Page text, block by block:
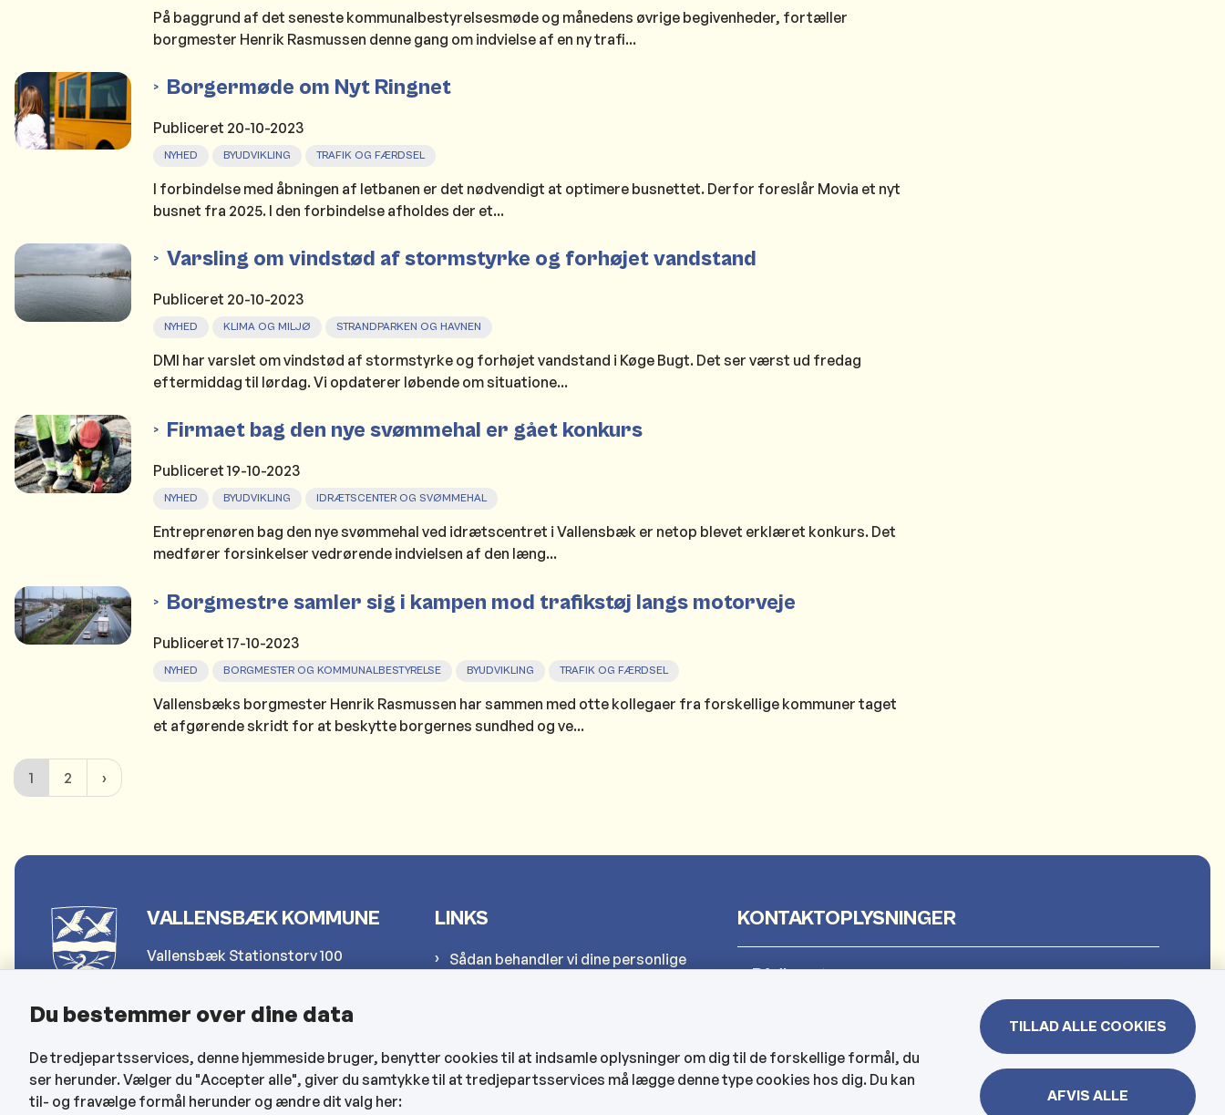
På baggrund af det seneste kommunalbestyrelsesmøde og månedens øvrige begivenheder, fortæller
borgmester Henrik Rasmussen denne gang om indvielse af en ny trafi...
Borgermøde om Nyt Ringnet
Publiceret 20-10-2023
NYHED BYUDVIKLING TRAFIK OG FÆRDSEL
I forbindelse med åbningen af letbanen er det nødvendigt at optimere busnettet. Derfor foreslår Movia et nyt
busnet fra 2025. I den forbindelse afholdes der et...
Varsling om vindstød af stormstyrke og forhøjet vandstand
Publiceret 20-10-2023
NYHED KLIMA OG MILJØ STRANDPARKEN OG HAVNEN
DMI har varslet om vindstød af stormstyrke og forhøjet vandstand i Køge Bugt. Det ser værst ud fredag
eftermiddag til lørdag. Vi opdaterer løbende om situatione...
Firmaet bag den nye svømmehal er gået konkurs
Publiceret19-10-2023
NYHED BYUDVIKLING IDRÆTSCENTER OG SVØMMEHAL
Entreprenøren bag den nye svømmehal ved idrætscentret i Vallensbæk er netop blevet erklæret konkurs. Det
medfører forsinkelser vedrørende indvielsen af den læng...
Borgmestre samler sig i kampen mod trafikstøj langs motorveje
Publiceret17-10-2023
NYHED BORGMESTER OG KOMMUNALBESTYRELSE BYUDVIKLING TRAFIK OG FÆRDSEL
Vallensbæks borgmester Henrik Rasmussen har sammen med otte kollegaer fra forskellige kommuner taget
et afgørende skridt for at beskytte borgernes sundhed og ve...
1 2
VALLENSBÆK KOMMUNE
Vallensbæk Stationstorv 100
Telefon: 4797 4000
Send sikker post (for borgere)
Send sikker post (for erhverv)
LINKS
Sådan behandler vi dine personlige
CVR og bankoplysninger
KONTAKTOPLYSNINGER
Rådhuset
Hjemmeplejen og hjemmesygeplejen
Du bestemmer over dine data
De tredjepartsservices, denne hjemmeside bruger, benytter cookies til at indsamle oplysninger om dig til de forskellige formål, du
ser herunder. Vælger du "Accepter alle", giver du samtykke til at tredjepartsservices må lægge denne type cookies hos dig. Du kan
til- og fravælge formål herunder og ændre dit valg her:
TILLAD ALLE COOKIES
AFVIS ALLE